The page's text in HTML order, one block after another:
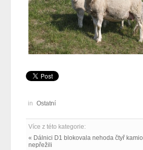
in Ostatní
Více z této kategorie:
« Dálnici D1 blokovala nehoda čtyř
nepřežili